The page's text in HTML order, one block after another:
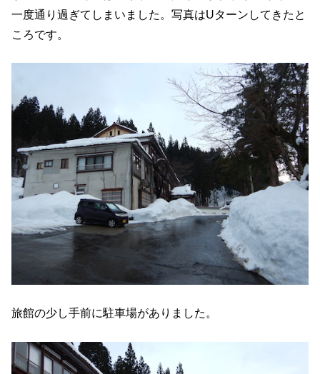
一度通り過ぎてしまいました。写真はUターンしてきたと
ころです。
旅館の少し手前に駐車場がありました。